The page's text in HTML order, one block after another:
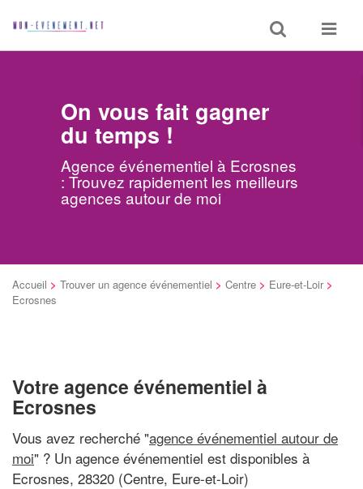
Toggle
search
Toggle
On vous fait gagner
du temps !
Agence événementiel à Ecrosnes
: Trouvez rapidement les meilleurs
agences autour de moi
Accueil > Trouver un agence événementiel > Centre > Eure-et-Loir >
Ecrosnes
Votre agence événementiel à
Ecrosnes
Vous avez recherché "agence événementiel autour de
moi" ? Un agence événementiel est disponibles à
Ecrosnes, 28320 (Centre, Eure-et-Loir)